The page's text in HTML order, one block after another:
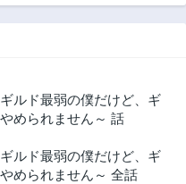
ルド最弱の僕だけど、ギ
められません～ 話
ルド最弱の僕だけど、ギ
められません～ 全話